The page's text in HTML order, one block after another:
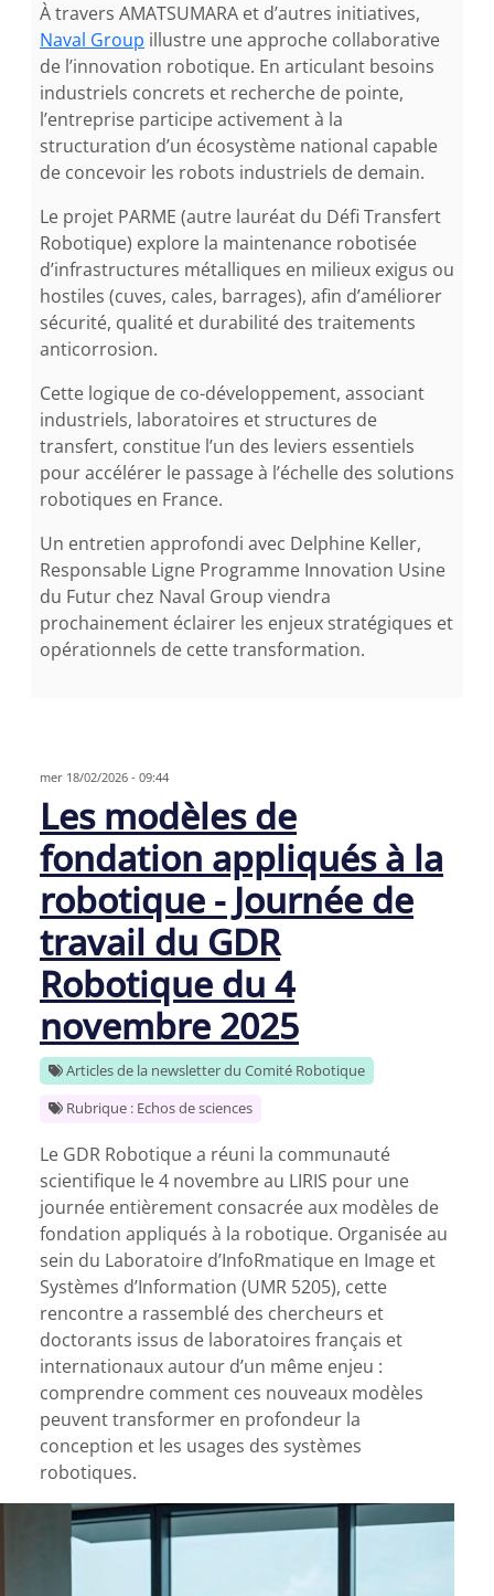
À travers AMATSUMARA et d’autres initiatives,
Naval Group illustre une approche collaborative
de l’innovation robotique. En articulant besoins
industriels concrets et recherche de pointe,
l’entreprise participe activement à la
structuration d’un écosystème national capable
de concevoir les robots industriels de demain.
Le projet PARME (autre lauréat du Défi Transfert
Robotique) explore la maintenance robotisée
d’infrastructures métalliques en milieux exigus ou
hostiles (cuves, cales, barrages), afin d’améliorer
sécurité, qualité et durabilité des traitements
anticorrosion.
Cette logique de co-développement, associant
industriels, laboratoires et structures de
transfert, constitue l’un des leviers essentiels
pour accélérer le passage à l’échelle des solutions
robotiques en France.
Un entretien approfondi avec Delphine Keller,
Responsable Ligne Programme Innovation Usine
du Futur chez Naval Group viendra
prochainement éclairer les enjeux stratégiques et
opérationnels de cette transformation.
mer 18/02/2026 - 09:44
Les modèles de
fondation appliqués à la
robotique - Journée de
travail du GDR
Robotique du 4
novembre 2025
Articles de la newsletter du Comité Robotique
Rubrique : Echos de sciences
Le GDR Robotique a réuni la communauté
scientifique le 4 novembre au LIRIS pour une
journée entièrement consacrée aux modèles de
fondation appliqués à la robotique. Organisée au
sein du Laboratoire d’InfoRmatique en Image et
Systèmes d’Information (UMR 5205), cette
rencontre a rassemblé des chercheurs et
doctorants issus de laboratoires français et
internationaux autour d’un même enjeu :
comprendre comment ces nouveaux modèles
peuvent transformer en profondeur la
conception et les usages des systèmes
robotiques.